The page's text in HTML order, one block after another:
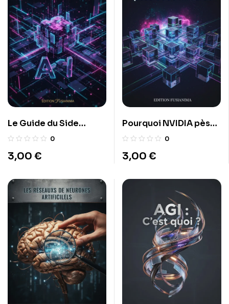
Le Guide du Side
Hustle 2026 : 50 idées
avec 0€.
0
3,00 €
Pourquoi NVIDIA pèse
5000 milliards
0
3,00 €